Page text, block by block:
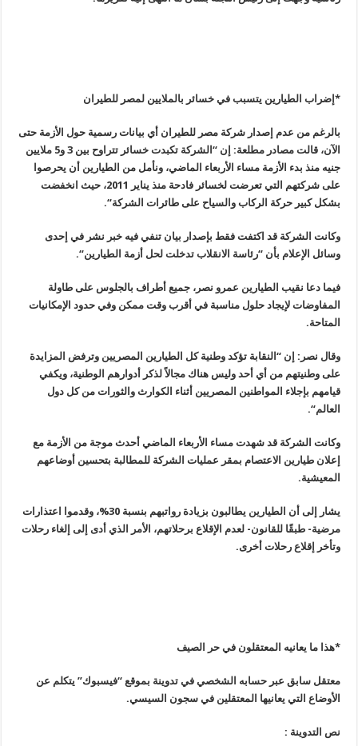
*إضراب الطيارين يتسبب في خسائر بالملايين لمصر للطيران
بالرغم من عدم إصدار شركة مصر للطيران أي بيانات رسمية حول الأزمة حتى
الآن، قالت مصادر مطلعة: إن “الشركة تكبدت خسائر تتراوح بين 3 و5 ملايين
جنيه منذ بدء الأزمة مساء الأربعاء الماضي، ونأمل من الطيارين أن يحرصوا
على شركتهم التي تعرضت لخسائر فادحة منذ يناير 2011، حيث انخفضت
بشكل كبير حركة الركاب والسياح على طائرات الشركة“.
وكانت الشركة قد اكتفت فقط بإصدار بيان تنفي فيه خبر نشر في إحدى
وسائل الإعلام بأن “رئاسة الانقلاب تدخلت لحل أزمة الطيارين“.
فيما دعا نقيب الطيارين عمرو نصر، جميع أطراف بالجلوس على طاولة
المفاوضات لإيجاد حلول مناسبة في أقرب وقت ممكن وفي حدود الإمكانيات
المتاحة.
وقال نصر: إن “النقابة تؤكد وطنية كل الطيارين المصريين وترفض المزايدة
على وطنيتهم من أي أحد وليس هناك مجالاً لذكر أدوارهم الوطنية، ويكفي
قيامهم بإجلاء المواطنين المصريين أثناء الكوارث والثورات من كل دول
العالم“.
وكانت الشركة قد شهدت مساء الأربعاء الماضي أحدث موجة من الأزمة مع
إعلان طيارين الاعتصام بمقر عمليات الشركة للمطالبة بتحسين أوضاعهم
المعيشية.
يشار إلى أن الطيارين يطالبون بزيادة رواتبهم بنسبة 30%، وقدموا اعتذارات
مرضية- طبقًا للقانون- لعدم الإقلاع برحلاتهم، الأمر الذي أدى إلى إلغاء رحلات
وتأخر إقلاع رحلات أخرى.
*هذا ما يعانيه المعتقلون في حر الصيف
معتقل سابق عبر حسابه الشخصي في تدوينة بموقع “فيسبوك” يتكلم عن
الأوضاع التي يعانيها المعتقلين في سجون السيسي.
نص التدوينة :